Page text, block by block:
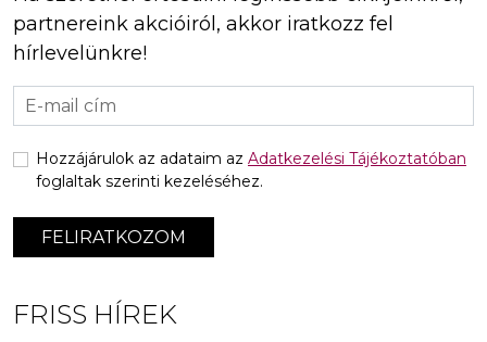
partnereink akcióiról, akkor iratkozz fel
hírlevelünkre!
FELIRATKOZOM
Hozzájárulok az adataim az Adatkezelési Tájékoztatóban
foglaltak szerinti kezeléséhez.
FRISS HÍREK